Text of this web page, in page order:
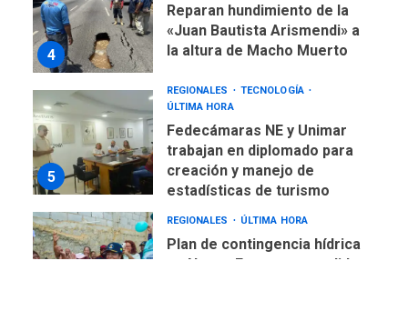
4
Reparan hundimiento de la
«Juan Bautista Arismendi» a
la altura de Macho Muerto
5
REGIONALES
TECNOLOGÍA
ÚLTIMA HORA
Fedecámaras NE y Unimar
trabajan en diplomado para
creación y manejo de
estadísticas de turismo
REGIONALES ÚLTIMA HORA
Plan de contingencia hídrica
en Nueva Esparta consolida